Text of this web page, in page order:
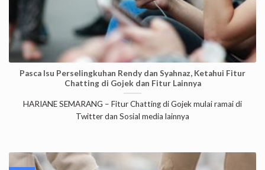
Pasca Isu Perselingkuhan Rendy dan Syahnaz, Ketahui Fitur
Chatting di Gojek dan Fitur Lainnya
HARIANE SEMARANG – Fitur Chatting di Gojek mulai ramai di
Twitter dan Sosial media lainnya